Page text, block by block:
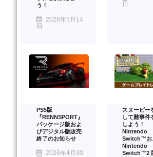
う！
2026年5月14
日
日
PS5版
『RENNSPORT』
パッケージ版およ
びデジタル版販売
終了のお知らせ
2026年4月30
スヌーピー
して難事件
しよう！
Nintendo
Switch™お
Nintendo
Switch™2